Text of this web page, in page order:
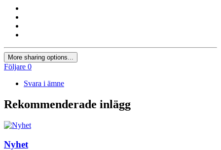
More sharing options...
Följare 0
Svara i ämne
Rekommenderade inlägg
Nyhet